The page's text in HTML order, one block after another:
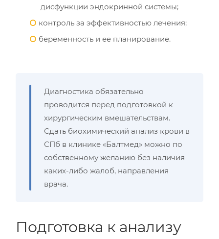
дисфункции эндокринной системы;
контроль за эффективностью лечения;
беременность и ее планирование.
Диагностика обязательно
проводится перед подготовкой к
хирургическим вмешательствам.
Сдать биохимический анализ крови в
СПб в клинике «Балтмед» можно по
собственному желанию без наличия
каких-либо жалоб, направления
врача.
Подготовка к анализу